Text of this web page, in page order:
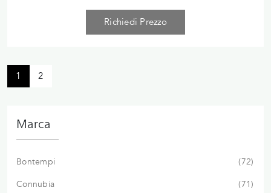
Richiedi Prezzo
1 2
Marca
Bontempi
72
Connubia
71